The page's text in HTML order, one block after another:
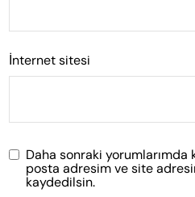
İnternet sitesi
Daha sonraki yorumlarımda
posta adresim ve site
kaydedilsin.